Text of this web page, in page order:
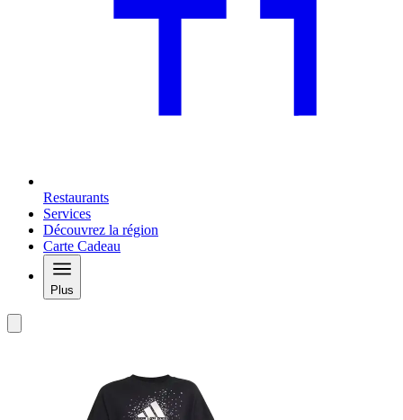
Restaurants
Services
Découvrez la région
Carte Cadeau
Plus